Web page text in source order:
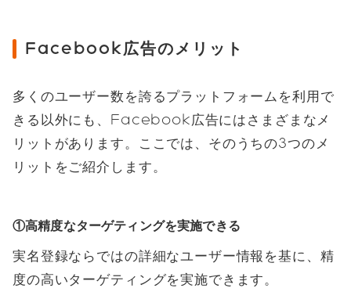
Facebook広告のメリット
多くのユーザー数を誇るプラットフォームを利用で
きる以外にも、Facebook広告にはさまざまなメ
リットがあります。ここでは、そのうちの3つのメ
リットをご紹介します。
①高精度なターゲティングを実施できる
実名登録ならではの詳細なユーザー情報を基に、精
度の高いターゲティングを実施できます。